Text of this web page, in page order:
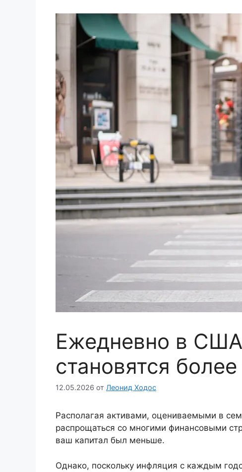
Ежедневно в
становятся
12.05.2026 от Леонид Ходос
Располагая активами, оцениваемыми в
распрощаться со многими финансовыми
ваш капитал был меньше.
Однако, поскольку инфляция с каждым